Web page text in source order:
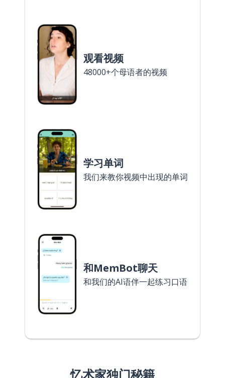
观看视频
48000+个母语者的视频
学习单词
我们来教你视频中出现的单词
和MemBot聊天
和我们的AI语伴一起练习口语
忆术家独门秘籍